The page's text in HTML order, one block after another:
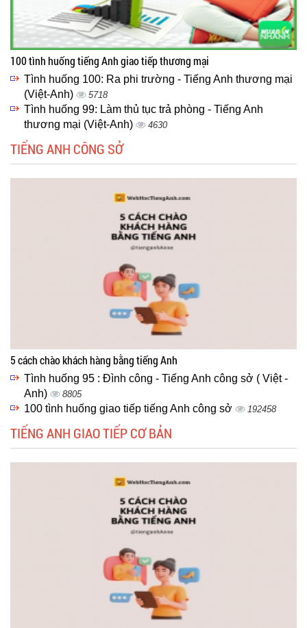
100 tình huống tiếng Anh giao tiếp thương mại
Tình huống 100: Ra phi trường - Tiếng Anh thương mại
(Việt-Anh)
5718
Tình huống 99: Làm thủ tục trả phòng - Tiếng Anh
thương mại (Việt-Anh)
4630
TIẾNG ANH CÔNG SỞ
5 cách chào khách hàng bằng tiếng Anh
Tình huống 95 : Đình công - Tiếng Anh công sở ( Việt -
Anh)
8805
100 tình huống giao tiếp tiếng Anh công sở 192458
TIẾNG ANH GIAO TIẾP CƠ BẢN